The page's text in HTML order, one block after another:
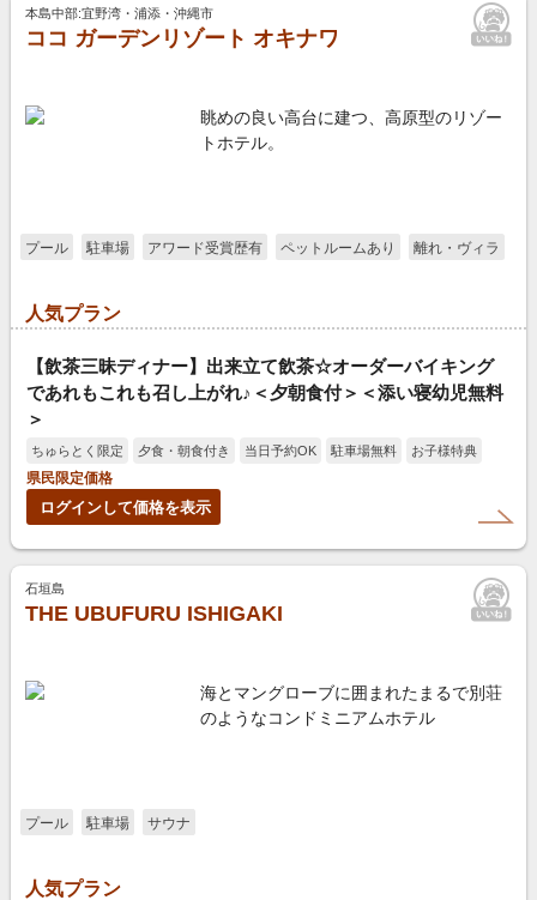
本島中部:宜野湾・浦添・沖縄市
ココ ガーデンリゾート オキナワ
眺めの良い高台に建つ、高原型のリゾー
トホテル。
プール 駐車場 アワード受賞歴有 ペットルームあり 離れ・ヴィラ
人気プラン
【飲茶三昧ディナー】出来立て飲茶☆オーダーバイキング
であれもこれも召し上がれ♪＜夕朝食付＞＜添い寝幼児無料
＞
ちゅらとく限定 夕食・朝食付き 当日予約OK 駐車場無料
お子様特典
県民限定価格
ログインして価格を表示
石垣島
THE UBUFURU ISHIGAKI
海とマングローブに囲まれたまるで別荘
のようなコンドミニアムホテル
プール 駐車場 サウナ
人気プラン